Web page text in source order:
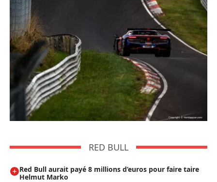
RED BULL
Red Bull aurait payé 8 millions d’euros pour faire taire
Helmut Marko